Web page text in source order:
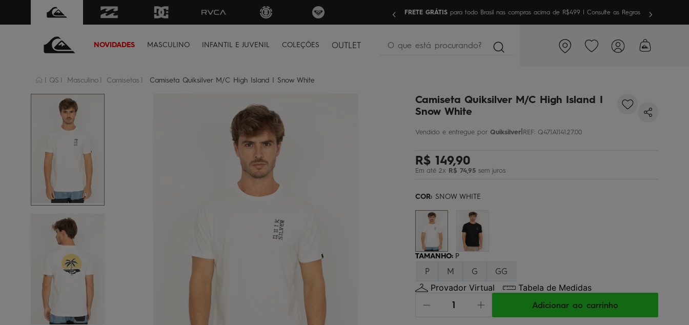
FRETE GRÁTIS para todo Brasil nas compras acima de R$499 | Consulte as Regras Sua primeira vez aqui? Garanta10% OFFem sua 1ª compra
NOVIDADES MASCULINO INFANTIL E JUVENIL COLEÇÕES OUTLET
O que está procurando?
QS Masculino Camisetas Camiseta Quiksilver M/C High Island I Snow White
Camiseta Quiksilver M/C High Island I
Snow White
Quiksilver|REF: Q471A1141.27.00
R$ 149,90
Em até 2x R$ 74,95sem juros
COR: SNOW WHITE
TAMANHO: P
P M G GG
Provador Virtual Tabela de Medidas
Adicionar ao carrinho
2º moletom
3 camiseta
4º regata
º óculos
6º jaqueta
7º bermuda
chinelo